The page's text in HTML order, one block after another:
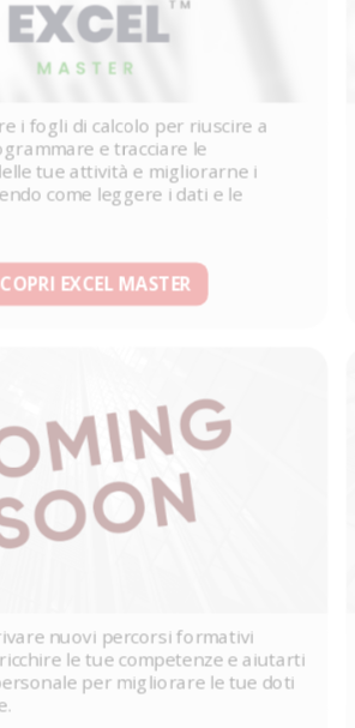
i fogli di calcolo per riuscire a
e tracciare le
tue attività e migliorarne i
come leggere i dati e le
EXCEL MASTER
nuovi percorsi formativi
le tue competenze e aiutarti
per migliorare le tue doti